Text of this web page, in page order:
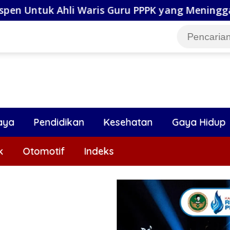
Guru PPPK yang Meninggal Saat Bertugas
Pendidikan Kesehatan Gaya Hidup
Otomotif Indeks